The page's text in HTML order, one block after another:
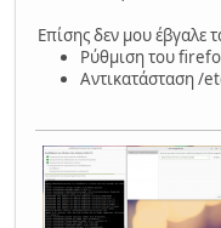
Επίσης δεν μου έβγαλε
Ρύθμιση του
Αντικατάσταση /